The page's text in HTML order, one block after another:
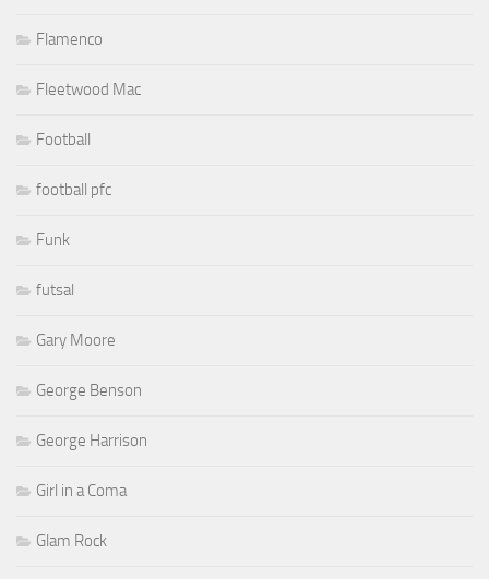
Flamenco
Fleetwood Mac
Football
football pfc
Funk
futsal
Gary Moore
George Benson
George Harrison
Girl in a Coma
Glam Rock